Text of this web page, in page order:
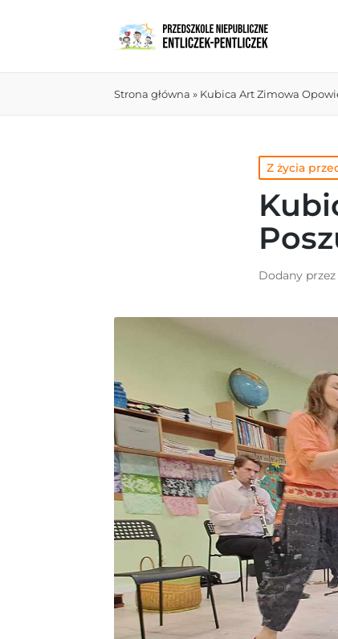
Strona główna » Kubica Art Zimowa
Z życia
Dodany przez